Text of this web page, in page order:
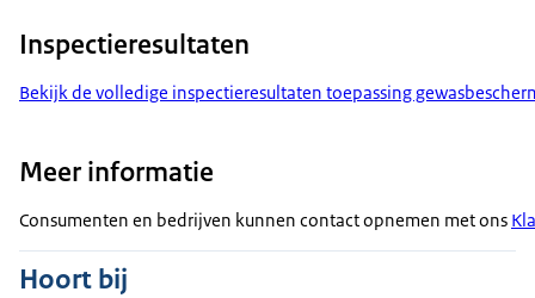
Inspectieresultaten
Bekijk de volledige inspectieresultaten toepassing
Meer informatie
Consumenten en bedrijven kunnen contact opnemen met ons
Hoort bij